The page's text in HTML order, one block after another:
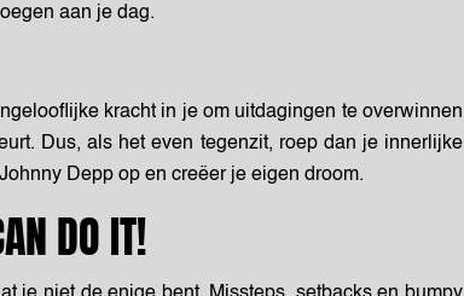
aan je dag.
kracht in je om uitdagingen te overwinnen
Dus, als het even tegenzit, roep dan je innerlijke
Depp op en creëer je eigen droom.
DO IT!